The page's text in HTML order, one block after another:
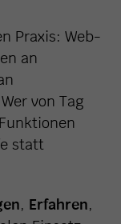
Praxis: Web-
an
von Tag
statt
, Erfahren,